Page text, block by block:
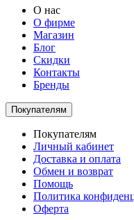
О нас
О фирме
Магазин
Блог
Скидки
Контакты
Бренды
Покупателям
Покупателям
Личный кабинет
Доставка и оплата
Обмен и возврат
Помощь
Политика
Оферта